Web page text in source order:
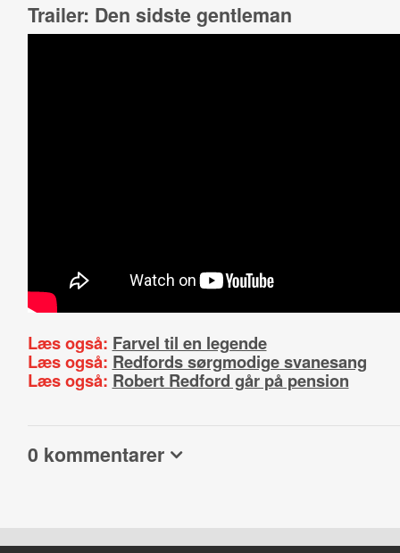
Trailer: Den sidste gentleman
Læs også: Farvel til en legende
Læs også: Redfords sørgmodige svanesang
Læs også: Robert Redford går på pension
0 kommentarer